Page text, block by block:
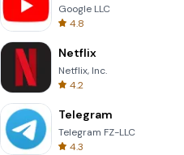
Google LLC
4.8
Netflix
Netflix, Inc.
4.2
Telegram
Telegram FZ-LLC
4.3